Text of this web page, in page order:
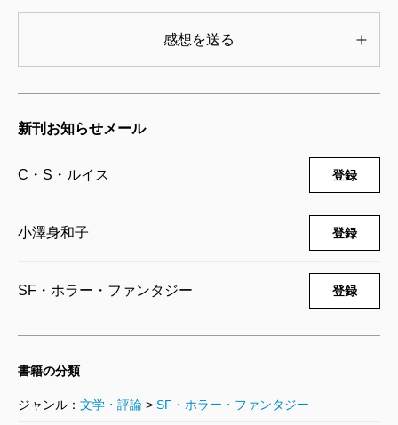
のも《ナルニア》体験の特徴かもしれない。
先生に対する仕返しに力を貸してくれる場面はおおい
に興奮した。『はてしない物語』を映画化した「ネバ
ーエンディング・ストーリー」でも、主人公のバスチ
アンは竜のファルコンにまたがって現実世界に帰還
し、いじめっ子たちに仕返しする。原作に存在しない
こんなシーンをラストに持ってきたのは、ウォルフガ
ング・ペーターゼン監督なりの《ナルニア》オマージ
ュだったのかもしれない。
いちばん新しい小澤身和子訳の新潮文庫版でひさし
の角笛
C・S・ルイス／著、小澤身和子／訳
ナルニア国物語1 ライオンと魔女
感想を送る
新刊お知らせメール
C・S・ルイス 登録
小澤身和子 登録
SF・ホラー・ファンタジー 登録
書籍の分類
ジャンル： 文学・評論 > SF・ホラー・ファンタジー